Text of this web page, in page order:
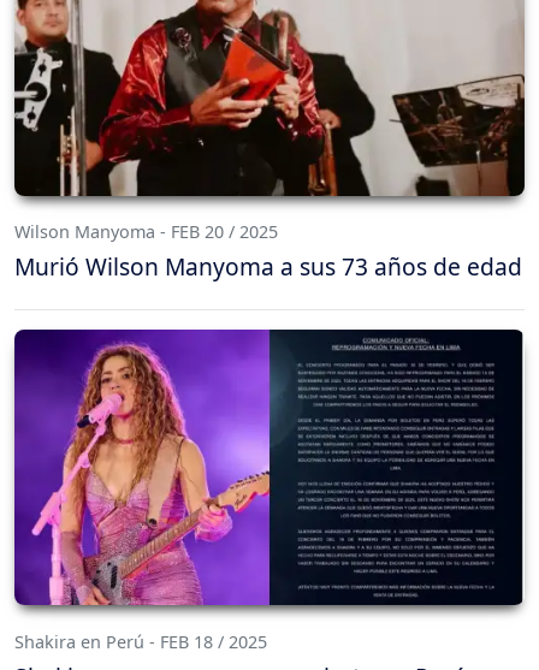
Wilson Manyoma - FEB 20 / 2025
Murió Wilson Manyoma a sus 73 años de edad
Shakira en Perú - FEB 18 / 2025